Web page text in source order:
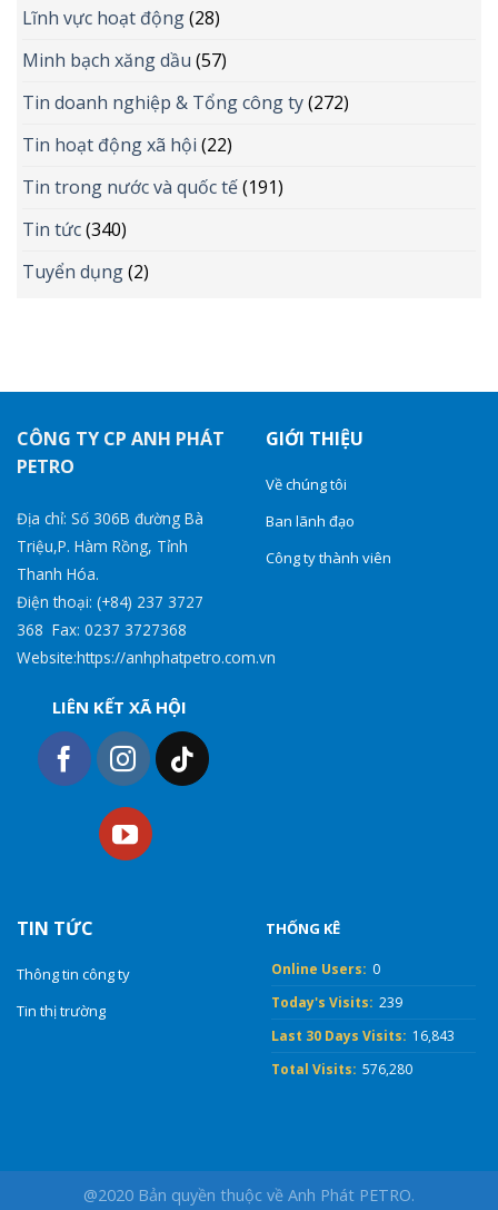
Lĩnh vực hoạt động(28)
Minh bạch xăng dầu (57)
Tin doanh nghiệp & Tổng công ty(272)
Tin hoạt động xã hội (22)
Tin trong nước và quốc tế(191)
Tin tức(340)
Tuyển dụng(2)
CÔNG TY CP ANH PHÁT
PETRO
Địa chỉ: Số 306B đường Bà
Triệu,P. Hàm Rồng, Tỉnh
Thanh Hóa.
Điện thoại: (+84) 237 3727
368 Fax: 0237 3727368
Website:https://anhphatpetro.com.vn
LIÊN KẾT XÃ HỘI
GIỚI THIỆU
Về chúng tôi
Ban lãnh đạo
Công ty thành viên
TIN TỨC
Thông tin công ty
Tin thị trường
THỐNG KÊ
Online Users: 0
Today's Visits: 239
Last 30 Days Visits: 16,843
Total Visits: 576,280
@2020 Bản quyền thuộc về Anh Phát PETRO.